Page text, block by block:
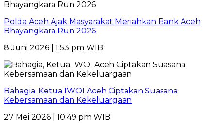
Polda Aceh Ajak Masyarakat Meriahkan Bank Aceh
Bhayangkara Run 2026
8 Juni 2026 | 1:53 pm WIB
Bahagia, Ketua IWOI Aceh Ciptakan Suasana
Kebersamaan dan Kekeluargaan
27 Mei 2026 | 10:49 pm WIB